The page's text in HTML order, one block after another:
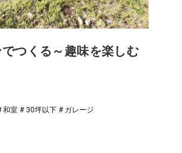
つくる～趣味を楽しむ
和室 30坪以下 ガレージ